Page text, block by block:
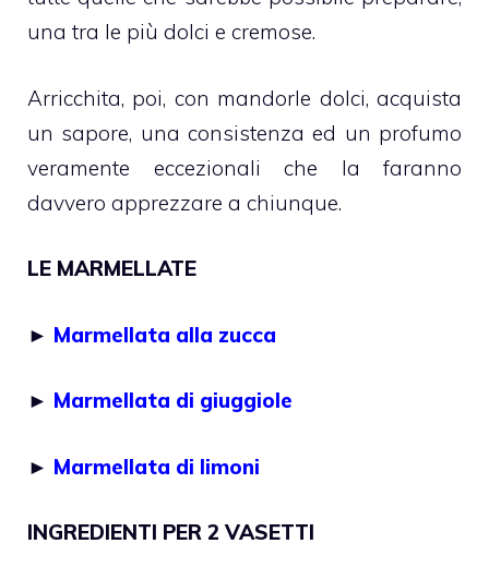
una tra le più dolci e cremose.
Arricchita, poi, con mandorle dolci, acquista
un sapore, una consistenza ed un profumo
veramente eccezionali che la faranno
davvero apprezzare a chiunque.
LE MARMELLATE
► Marmellata alla zucca
► Marmellata di giuggiole
► Marmellata di limoni
INGREDIENTI PER 2 VASETTI